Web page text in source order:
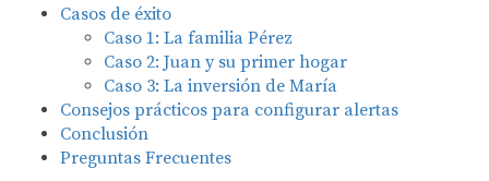
Casos de éxito
Caso 1: La familia Pérez
Caso 2: Juan y su primer hogar
Caso 3: La inversión de María
Consejos prácticos para configurar alertas
Conclusión
Preguntas Frecuentes